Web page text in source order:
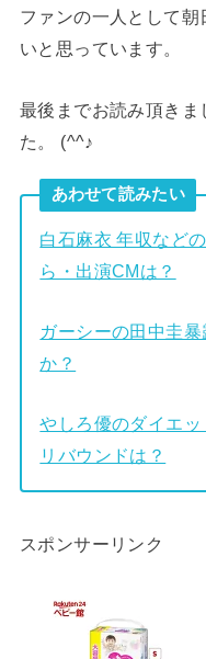
ファンの一人として
いと思っています。
最後までお読み頂きま
た。 (^^♪
あわせて読みたい
白石麻衣 年収など
ら・出演CMは？
ガーシーの田中圭
か？
やしろ優のダイエ
リバウンドは？
スポンサーリンク